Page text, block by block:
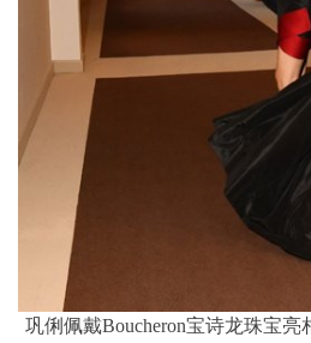
巩俐佩戴Boucheron宝诗龙珠宝